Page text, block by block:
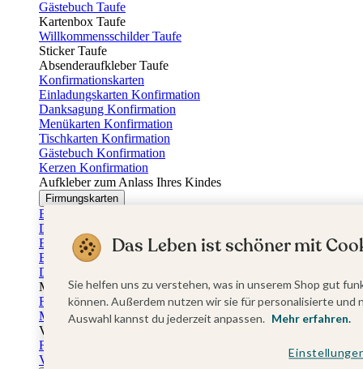
Gästebuch Taufe
Kartenbox Taufe
Willkommensschilder Taufe
Sticker Taufe
Absenderaufkleber Taufe
Konfirmationskarten
Einladungskarten Konfirmation
Danksagung Konfirmation
Menükarten Konfirmation
Tischkarten Konfirmation
Gästebuch Konfirmation
Kerzen Konfirmation
Aufkleber zum Anlass Ihres Kindes
Firmungskarten
Einladungskarten Firmung
Dankeskarten Firmung
Einschulungskarten
Einladungskarten Einschulung
Danksagung Einschulung
Muttertag
Fotogeschenke Muttertag
Muttertagskarten
Vatertag
Fotogeschenke Vatertag
Vatertagskarten
Das Leben ist schöner mit
Sie helfen uns zu verstehen, was in unserem Shop gut
können. Außerdem nutzen wir sie für personalisierte
Auswahl kannst du jederzeit anpassen. Mehr erfahren.